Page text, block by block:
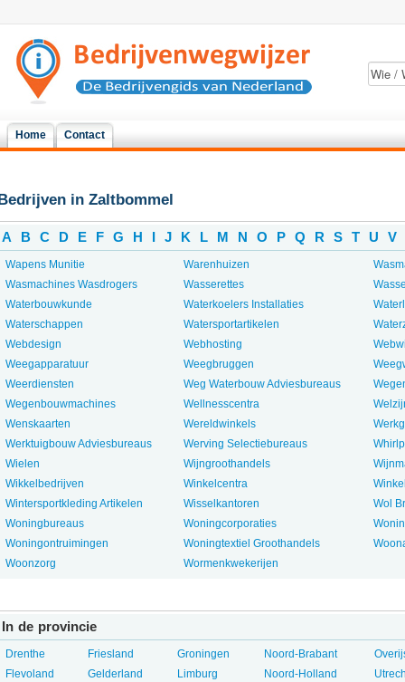
Home Contact
in Zaltbommel
A B C D E F G H I J K L M N O P Q R S T U V
Wapens Munitie
Wasmachines Wasdrogers
Waterbouwkunde
Waterschappen
Webdesign
Weegapparatuur
Weerdiensten
Wegenbouwmachines
Wenskaarten
Werktuigbouw Adviesbureaus
Wielen
Wikkelbedrijven
Wintersportkleding Artikelen
Woningbureaus
Woningontruimingen
Woonzorg
Warenhuizen
Wasserettes
Waterkoelers Installaties
Watersportartikelen
Webhosting
Weegbruggen
Weg Waterbouw Adviesbureaus
Wellnesscentra
Wereldwinkels
Werving Selectiebureaus
Wijngroothandels
Winkelcentra
Wisselkantoren
Woningcorporaties
Woningtextiel Groothandels
Wormenkwekerijen
Wol
In de provincie
Drenthe
Flevoland
Friesland
Gelderland
Groningen
Limburg
Noord-Brabant
Noord-Holland